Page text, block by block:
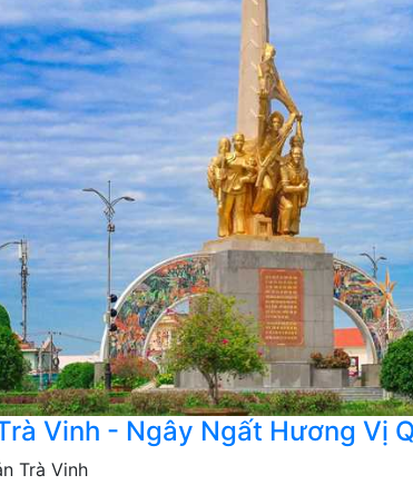
Vinh - Ngây Ngất Hương Vị
Trà Vinh